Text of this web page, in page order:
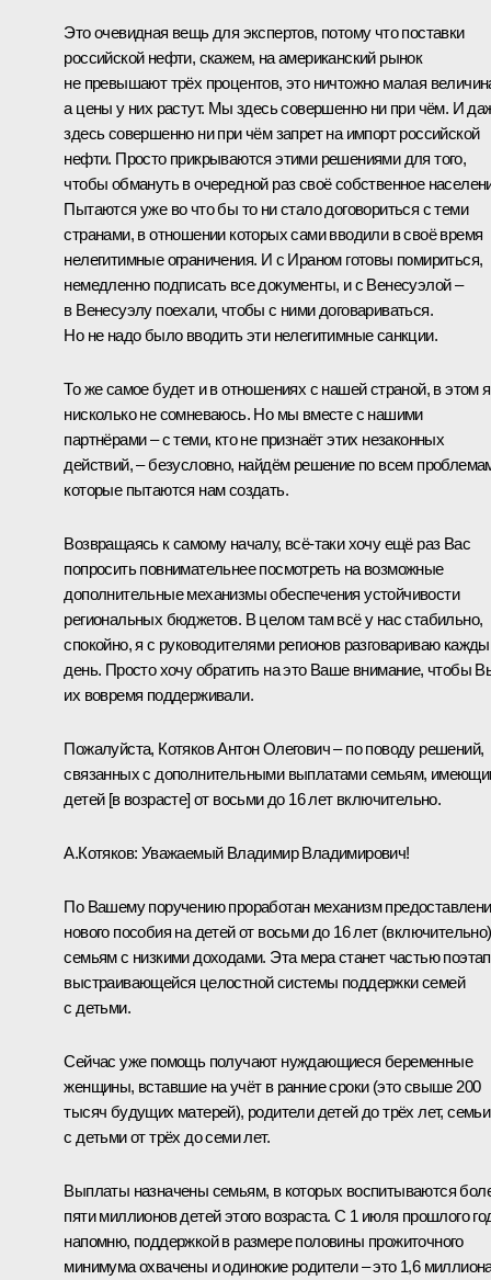
Это очевидная вещь для экспертов, потому что поставки
российской нефти, скажем, на американский рынок
не превышают трёх процентов, это ничтожно малая
а цены у них растут. Мы здесь совершенно ни при чём. И
здесь совершенно ни при чём запрет на импорт российской
нефти. Просто прикрываются этими решениями для того,
чтобы обмануть в очередной раз своё собственное
Пытаются уже во что бы то ни стало договориться с теми
странами, в отношении которых сами вводили в своё время
нелегитимные ограничения. И с Ираном готовы помириться,
немедленно подписать все документы, и с Венесуэлой –
в Венесуэлу поехали, чтобы с ними договариваться.
Но не надо было вводить эти нелегитимные санкции.
То же самое будет и в отношениях с нашей страной, в этом я
нисколько не сомневаюсь. Но мы вместе с нашими
партнёрами – с теми, кто не признаёт этих незаконных
действий, – безусловно, найдём решение по всем
которые пытаются нам создать.
Возвращаясь к самому началу, всё-таки хочу ещё раз Вас
попросить повнимательнее посмотреть на возможные
дополнительные механизмы обеспечения устойчивости
региональных бюджетов. В целом там всё у нас стабильно,
спокойно, я с руководителями регионов разговариваю
день. Просто хочу обратить на это Ваше внимание, чтобы
их вовремя поддерживали.
Пожалуйста, Котяков Антон Олегович – по поводу решений,
связанных с дополнительными выплатами семьям,
детей [в возрасте] от восьми до 16 лет включительно.
А.Котяков: Уважаемый Владимир Владимирович!
По Вашему поручению проработан механизм
нового пособия на детей от восьми до 16 лет (включительно)
семьям с низкими доходами. Эта мера станет частью
выстраивающейся целостной системы поддержки семей
с детьми.
Сейчас уже помощь получают нуждающиеся беременные
женщины, вставшие на учёт в ранние сроки (это свыше 200
тысяч будущих матерей), родители детей до трёх лет, семьи
с детьми от трёх до семи лет.
Выплаты назначены семьям, в которых воспитываются
пяти миллионов детей этого возраста. С 1 июля прошлого
напомню, поддержкой в размере половины прожиточного
минимума охвачены и одинокие родители – это 1,6